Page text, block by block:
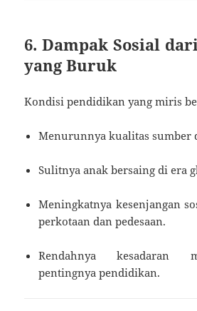
6. Dampak Sosial
yang Buruk
Kondisi pendidikan yang miris
Menurunnya kualitas sumber
Sulitnya anak bersaing di era
Meningkatnya kesenjangan
perkotaan dan pedesaan.
Rendahnya kesadaran
pentingnya pendidikan.